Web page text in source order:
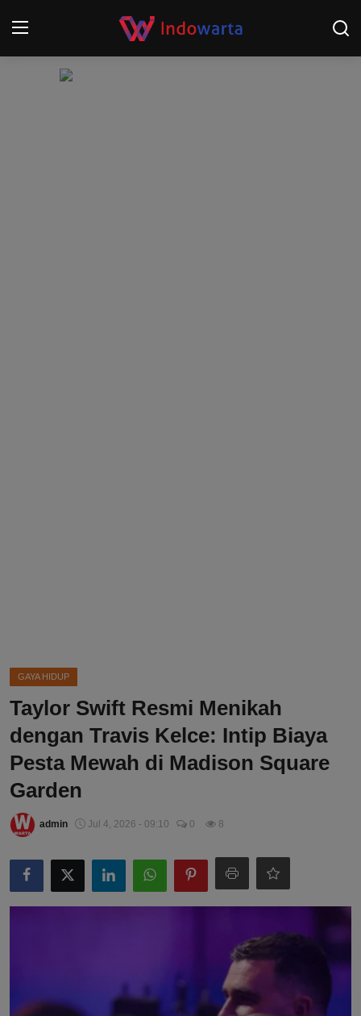
GAYA HIDUP
Taylor Swift Resmi Menikah
dengan Travis Kelce: Intip Biaya
Pesta Mewah di Madison Square
Garden
admin Jul 4, 2026 - 09:10 0 8